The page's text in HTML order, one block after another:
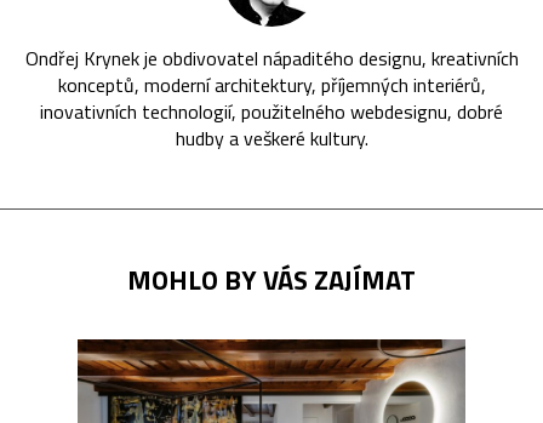
Ondřej Krynek je obdivovatel nápaditého designu, kreativních
konceptů, moderní architektury, příjemných interiérů,
inovativních technologií, použitelného webdesignu, dobré
hudby a veškeré kultury.
MOHLO BY VÁS ZAJÍMAT